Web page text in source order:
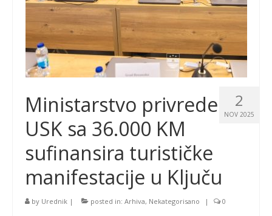
2
NOV 2025
Ministarstvo privrede
USK sa 36.000 KM
sufinansira turističke
manifestacije u Ključu
by Urednik | posted in: Arhiva, Nekategorisano | 0